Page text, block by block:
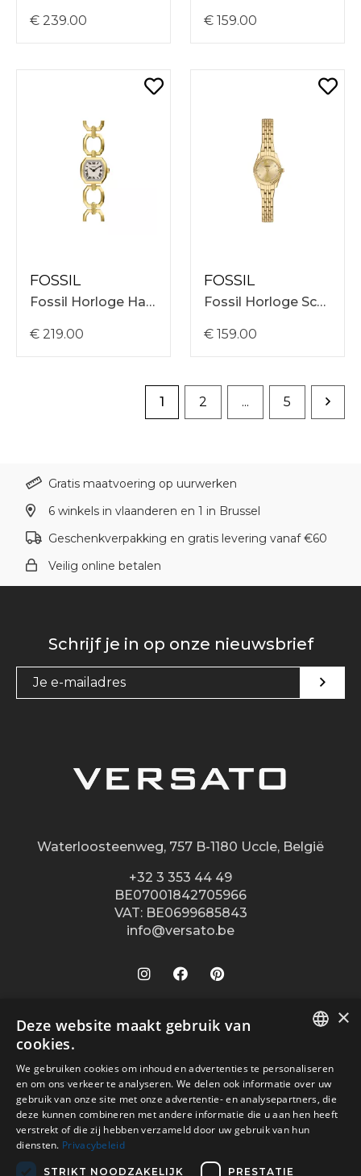
€ 239.00 € 159.00
FOSSIL
Fossil Horloge Harlow ES5483
€ 219.00
FOSSIL
Fossil Horloge Scarlette ES5474
€ 159.00
1 2 ... 5
Gratis maatvoering op uurwerken
6 winkels in vlaanderen en 1 in Brussel
Geschenkverpakking en gratis levering vanaf €60
Veilig online betalen
Schrijf je in op onze nieuwsbrief
Waterloosteenweg, 757 B-1180 Uccle, België
+32 3 353 44 49
BE07001842705966
VAT: BE0699685843
info@versato.be
Onze winkels
Brugge
Hasselt
Leuven
Oostende
Turnhout
Wijnegem Shopping Center
Versato info
Service
Over ons
Contact
Verkooppunten
Site Info
Algemene voorwaarden
Disclaimer
Privacy Policy
Veilig betalen met
FR
×
Deze website maakt gebruik van
cookies.
We gebruiken cookies om inhoud en advertenties te personaliseren
en om ons verkeer te analyseren. We delen ook informatie over uw
gebruik van onze site met onze advertentie- en analysepartners, die
deze kunnen combineren met andere informatie die u aan hen heeft
verstrekt of die zij hebben verzameld door uw gebruik van hun
diensten. Privacybeleid
STRIKT NOODZAKELIJK PRESTATIE